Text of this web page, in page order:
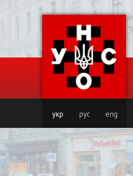
укр рус eng